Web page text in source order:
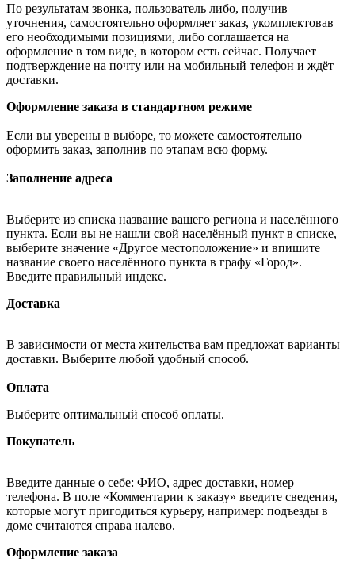
По результатам звонка, пользователь либо, получив
уточнения, самостоятельно оформляет заказ, укомплектовав
его необходимыми позициями, либо соглашается на
оформление в том виде, в котором есть сейчас. Получает
подтверждение на почту или на мобильный телефон и ждёт
доставки.
Оформление заказа в стандартном режиме
Если вы уверены в выборе, то можете самостоятельно
оформить заказ, заполнив по этапам всю форму.
Заполнение адреса
Выберите из списка название вашего региона и населённого
пункта. Если вы не нашли свой населённый пункт в списке,
выберите значение «Другое местоположение» и впишите
название своего населённого пункта в графу «Город».
Введите правильный индекс.
Доставка
В зависимости от места жительства вам предложат варианты
доставки. Выберите любой удобный способ.
Оплата
Выберите оптимальный способ оплаты.
Покупатель
Введите данные о себе: ФИО, адрес доставки, номер
телефона. В поле «Комментарии к заказу» введите сведения,
которые могут пригодиться курьеру, например: подъезды в
доме считаются справа налево.
Оформление заказа